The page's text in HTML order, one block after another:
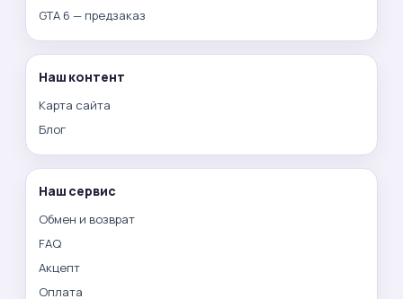
GTA 6 — предзаказ
Наш контент
Карта сайта
Блог
Наш сервис
Обмен и возврат
FAQ
Акцепт
Оплата